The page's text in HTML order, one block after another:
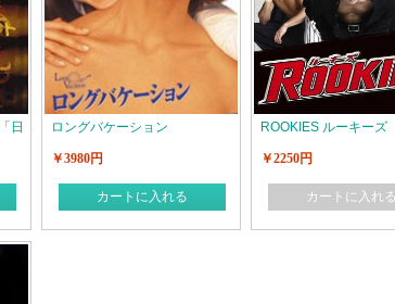
日
ロングバケーション
￥3980円
カートに入れる
ROOKIES ルーキーズ
￥2250円
カートに入れる